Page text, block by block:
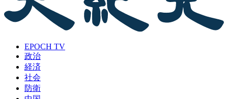
EPOCH TV
政治
経済
社会
防衛